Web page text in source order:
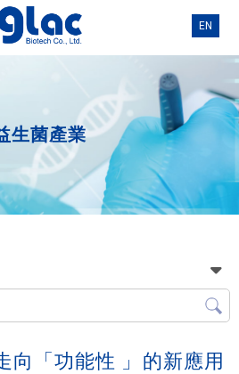
生菌產業
向「功能性 」的新應用